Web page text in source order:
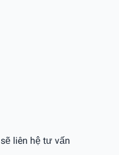
liên hệ tư vấn